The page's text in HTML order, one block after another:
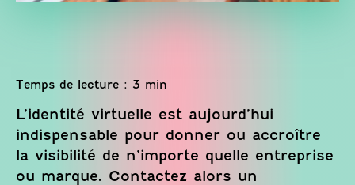
L’identité virtuelle est aujourd’hui
indispensable pour donner ou accroître
la visibilité de n’importe quelle entreprise
ou marque. Contactez alors un